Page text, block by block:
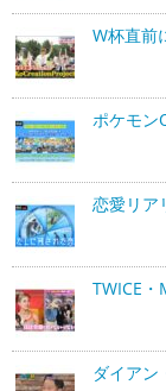
W杯直前
ポケモン
恋愛リア
TWICE
ダイア